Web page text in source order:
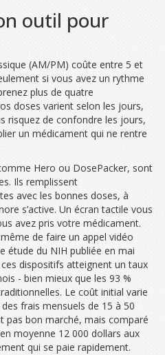
outil pour
(AM/PM) coûte entre 5 et
si vous avez un rythme
plus de quatre
doses varient selon les jours,
risquez de confondre les jours,
un médicament qui ne rentre
Hero ou DosePacker, sont
Ils remplissent
avec les bonnes doses, à
s’active. Un écran tactile vous
avez pris votre médicament.
de faire un appel vidéo
étude du NIH publiée en mai
dispositifs atteignent un taux
- bien mieux que les 93 %
Le coût initial varie
frais mensuels de 15 à 50
pas bon marché, mais comparé
moyenne 12 000 dollars aux
qui se paie rapidement.